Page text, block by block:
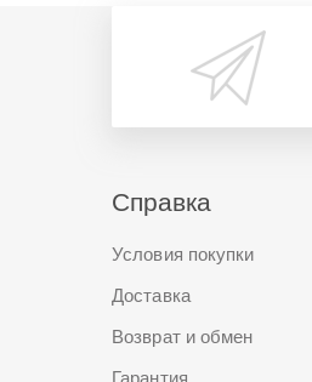
Справка
Условия покупки
Доставка
Возврат и обмен
Гарантия